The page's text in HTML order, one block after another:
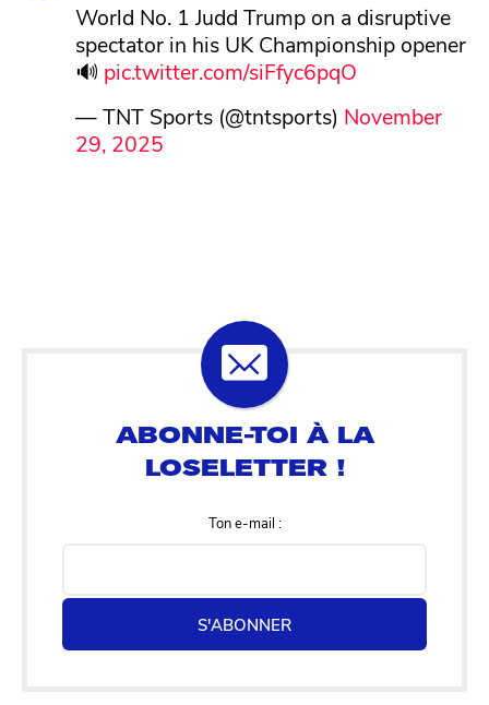
World No. 1 Judd Trump on a disruptive
spectator in his UK Championship opener
🔊 pic.twitter.com/siFfyc6pqO
— TNT Sports (@tntsports) November
29, 2025
Ton e-mail :
S'ABONNER